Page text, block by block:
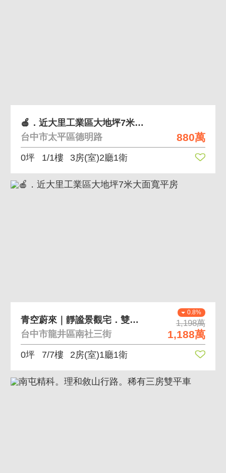
880萬
🍎．近大里工業區大地坪7米大面寬平房
台中市太平區德明路
0坪 1/1樓 3房(室)2廳1衛
0.8%
1,198萬
1,188萬
青空蔚來｜靜謐景觀宅．雙房平車首選
台中市龍井區南社三街
0坪 7/7樓 2房(室)1廳1衛